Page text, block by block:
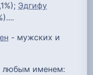
Эдгифу
- мужских и
любым именем: